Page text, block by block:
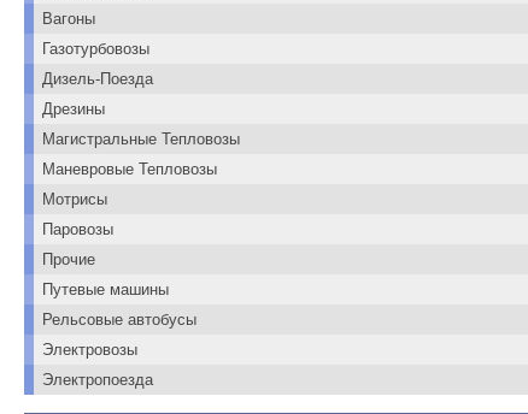
Вагоны
Газотурбовозы
Дизель-Поезда
Дрезины
Магистральные Тепловозы
Маневровые Тепловозы
Мотрисы
Паровозы
Прочие
Путевые машины
Рельсовые автобусы
Электровозы
Электропоезда